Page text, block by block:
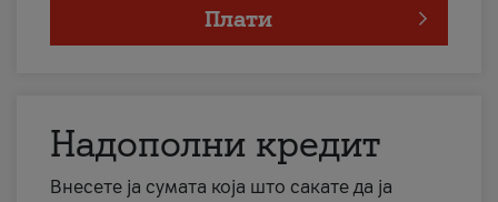
Плати
Надополни кредит
Внесете ја сумата која што сакате да ја